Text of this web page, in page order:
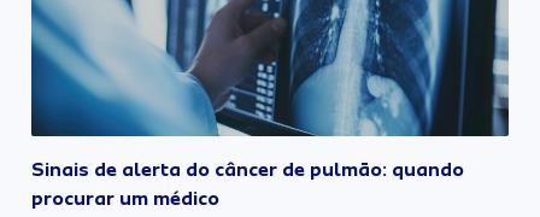
Sinais de alerta do câncer de pulmão: quando
procurar um médico